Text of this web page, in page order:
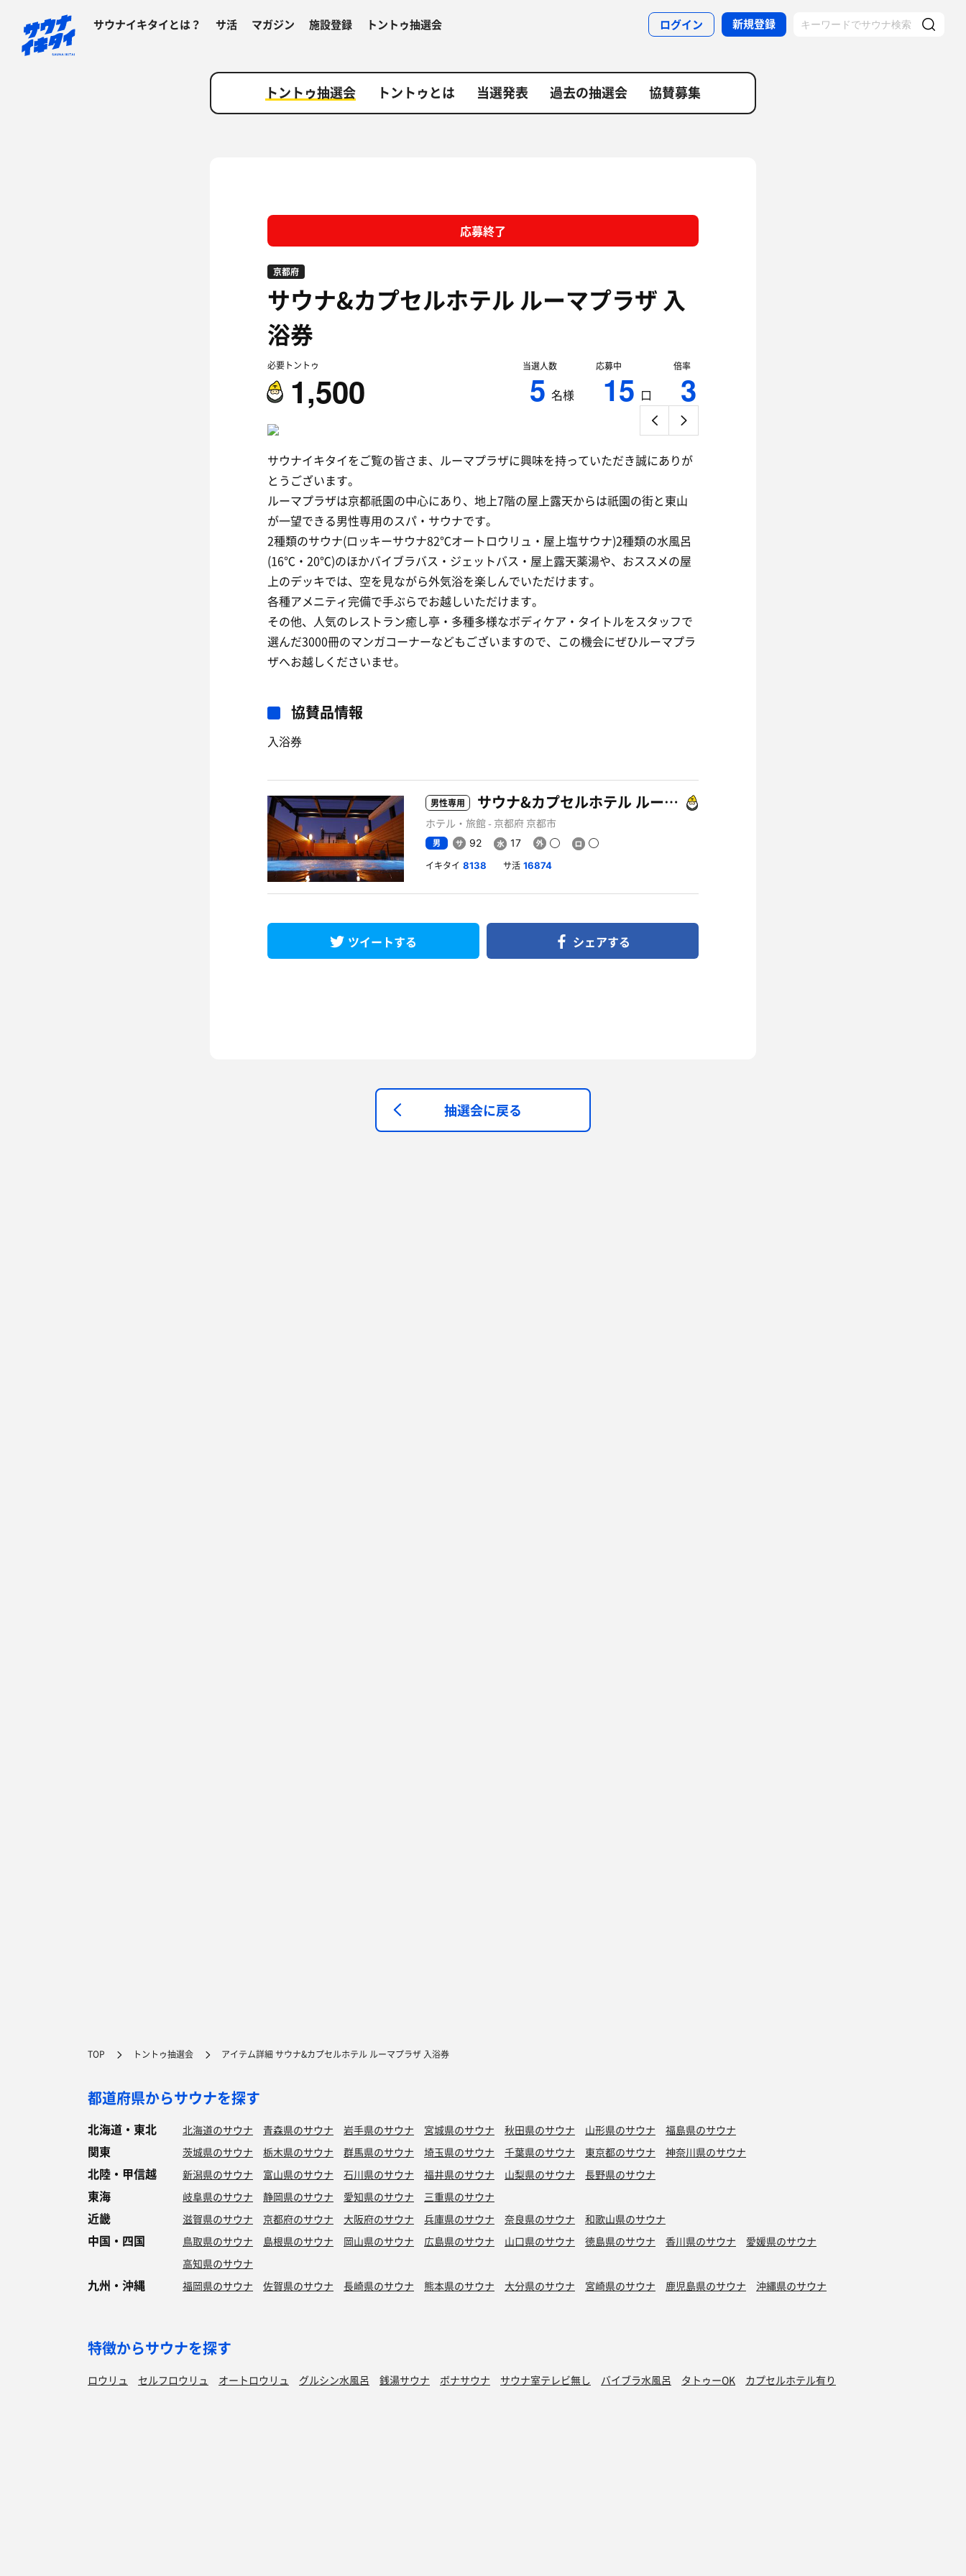
サウナイキタイとは？ サ活 マガジン 施設登録 トントゥ抽選会 ログイン 新規登録
トントゥ抽選会 トントゥとは 当選発表 過去の抽選会 協賛募集
応募終了
京都府
サウナ&カプセルホテル ルーマプラザ入
浴券
必要トントゥ
1,500
当選人数
5 名様
応募中
15 口
倍率
3
サウナイキタイをご覧の皆さま、ルーマプラザに興味を持っていただき誠にありが
とうございます。
ルーマプラザは京都祇園の中心にあり、地上7階の屋上露天からは祇園の街と東山
が一望できる男性専用のスパ・サウナです。
2種類のサウナ(ロッキーサウナ82℃オートロウリュ・屋上塩サウナ)2種類の水風呂
(16℃・20℃)のほかバイブラバス・ジェットバス・屋上露天薬湯や、おススメの屋
上のデッキでは、空を見ながら外気浴を楽しんでいただけます。
各種アメニティ完備で手ぶらでお越しいただけます。
その他、人気のレストラン癒し亭・多種多様なボディケア・タイトルをスタッフで
選んだ3000冊のマンガコーナーなどもございますので、この機会にぜひルーマプラ
ザへお越しくださいませ。
協賛品情報
入浴券
男性専用 サウナ&カプセルホテル ルーマプラザ
ホテル・旅館 - 京都府 京都市
男 92 17
イキタイ 8138 サ活 16874
ツイートする シェアする
抽選会に戻る
TOP トントゥ抽選会 アイテム詳細 サウナ&カプセルホテル ルーマプラザ 入浴券
都道府県からサウナを探す
北海道・東北 北海道のサウナ 青森県のサウナ 岩手県のサウナ 宮城県のサウナ 秋田県のサウナ 山形県のサウナ 福島県のサウナ
関東 茨城県のサウナ 栃木県のサウナ 群馬県のサウナ 埼玉県のサウナ 千葉県のサウナ 東京都のサウナ 神奈川県のサウナ
北陸・甲信越 新潟県のサウナ 富山県のサウナ 石川県のサウナ 福井県のサウナ 山梨県のサウナ 長野県のサウナ
東海 岐阜県のサウナ 静岡県のサウナ 愛知県のサウナ 三重県のサウナ
近畿 滋賀県のサウナ 京都府のサウナ 大阪府のサウナ 兵庫県のサウナ 奈良県のサウナ 和歌山県のサウナ
中国・四国 鳥取県のサウナ 島根県のサウナ 岡山県のサウナ 広島県のサウナ 山口県のサウナ 徳島県のサウナ 香川県のサウナ
愛媛県のサウナ
高知県のサウナ
九州・沖縄 福岡県のサウナ 佐賀県のサウナ 長崎県のサウナ 熊本県のサウナ 大分県のサウナ 宮崎県のサウナ 鹿児島県のサウナ 沖縄県のサウナ
特徴からサウナを探す
ロウリュ セルフロウリュ オートロウリュ グルシン水風呂 銭湯サウナ ボナサウナ サウナ室テレビ無し バイブラ水風呂 タトゥーOK
カプセルホテル有り